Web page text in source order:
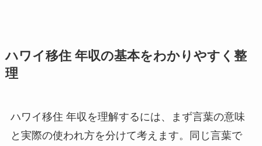
ハワイ移住 年収の基本をわかりやすく整
理
ハワイ移住 年収を理解するには、まず言葉の意味
と実際の使われ方を分けて考えます。同じ言葉で